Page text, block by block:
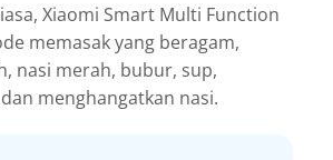
Xiaomi Smart Multi Function
memasak yang beragam,
nasi merah, bubur, sup,
menghangatkan nasi.